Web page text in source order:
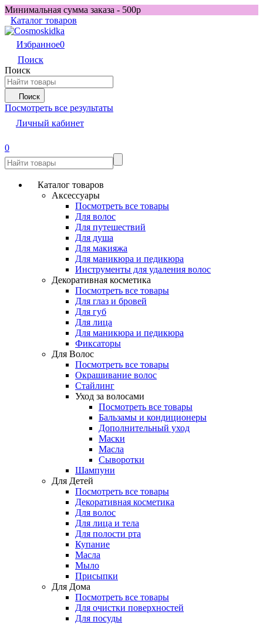
Минимальная сумма заказа - 500р
Каталог товаров
Избранное0
Поиск
Поиск
Поиск
Посмотреть все результаты
Личный кабинет
0
Каталог товаров
Аксессуары
Посмотреть все товары
Для волос
Для путешествий
Для душа
Для макияжа
Для маникюра и педикюра
Инструменты для удаления волос
Декоративная косметика
Посмотреть все товары
Для глаз и бровей
Для губ
Для лица
Для маникюра и педикюра
Фиксаторы
Для Волос
Посмотреть все товары
Окрашивание волос
Стайлинг
Уход за волосами
Посмотреть все товары
Бальзамы и кондиционеры
Дополнительный уход
Маски
Масла
Сыворотки
Шампуни
Для Детей
Посмотреть все товары
Декоративная косметика
Для волос
Для лица и тела
Для полости рта
Купание
Масла
Мыло
Присыпки
Для Дома
Посмотреть все товары
Для очистки поверхностей
Для посуды